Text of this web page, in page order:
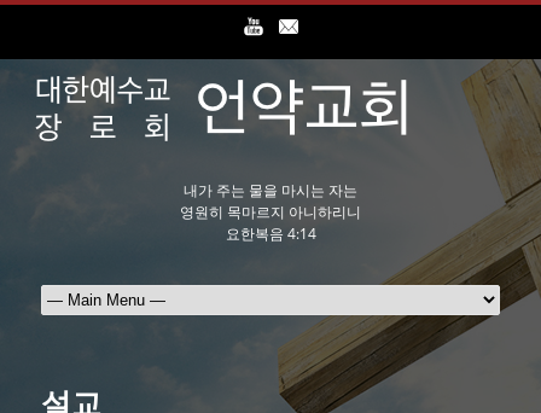
내가 주는 물을 마시는 자는
영원히 목마르지 아니하리니
요한복음 4:14
설교